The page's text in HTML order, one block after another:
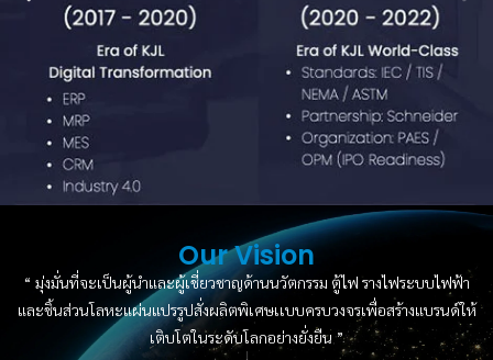
Our Vision
“ มุ่งมั่นที่จะเป็นผู้นําและผู้เชี่ยวชาญด้านนวัตกรรม ตู้ไฟ รางไฟระบบไฟฟ้า
และชิ้นส่วนโลหะแผ่นแปรรูปสั่งผลิตพิเศษเเบบครบวงจรเพื่อสร้างแบรนด์ให้
เติบโตในระดับโลกอย่างยั่งยืน ”